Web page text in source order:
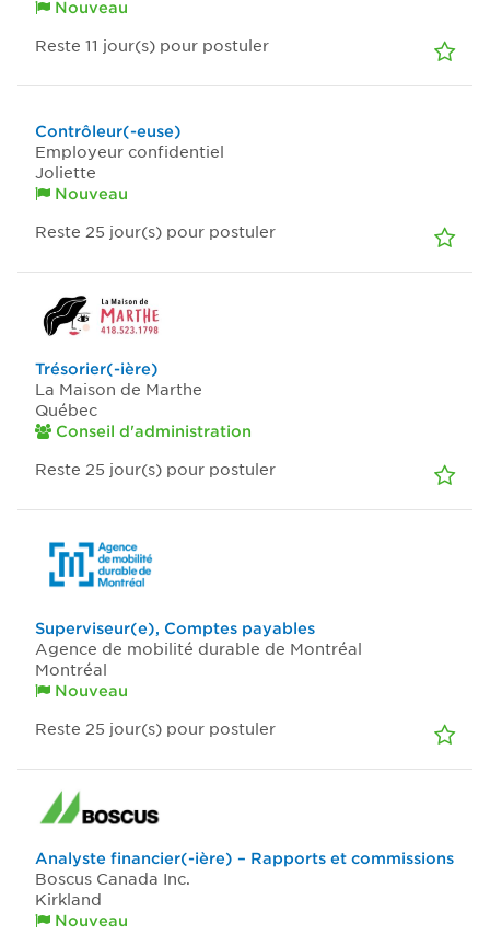
Nouveau
Reste 11 jour(s) pour postuler
Contrôleur(-euse)
Employeur confidentiel
Joliette
Nouveau
Reste 25 jour(s) pour postuler
Trésorier(-ière)
La Maison de Marthe
Québec
Conseil d'administration
Reste 25 jour(s) pour postuler
Superviseur(e), Comptes payables
Agence de mobilité durable de Montréal
Montréal
Nouveau
Reste 25 jour(s) pour postuler
Analyste financier(-ière) – Rapports et commissions
Boscus Canada Inc.
Kirkland
Nouveau